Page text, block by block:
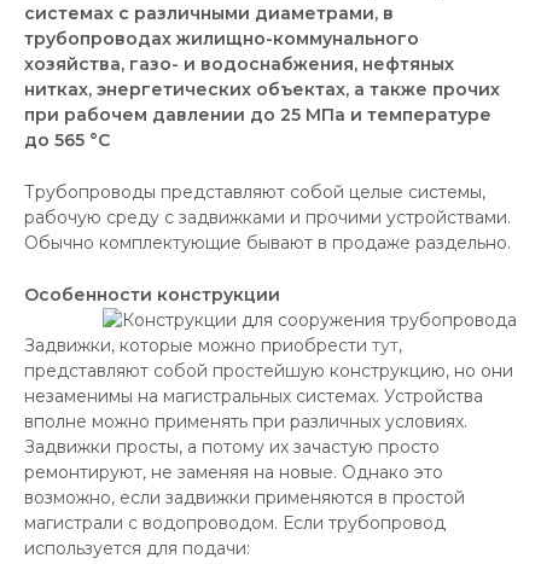
системах с различными диаметрами, в
трубопроводах жилищно-коммунального
хозяйства, газо- и водоснабжения, нефтяных
нитках, энергетических объектах, а также прочих
при рабочем давлении до 25 МПа и температуре
до 565 °C
Трубопроводы представляют собой целые системы,
рабочую среду с задвижками и прочими устройствами.
Обычно комплектующие бывают в продаже раздельно.
Особенности конструкции
Задвижки, которые можно приобрести тут,
представляют собой простейшую конструкцию, но они
незаменимы на магистральных системах. Устройства
вполне можно применять при различных условиях.
Задвижки просты, а потому их зачастую просто
ремонтируют, не заменяя на новые. Однако это
возможно, если задвижки применяются в простой
магистрали с водопроводом. Если трубопровод
используется для подачи: